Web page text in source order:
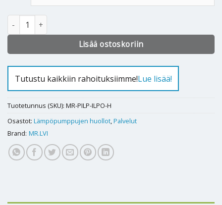
ILPO Comfort poistoilmalämpöpumpun huolto määrä
Lisää ostoskoriin
Tutustu kaikkiin rahoituksiimme!Lue lisää!
Tuotetunnus (SKU): MR-PILP-ILPO-H
Osastot: Lämpöpumppujen huollot,Palvelut
Brand: MR.LVI